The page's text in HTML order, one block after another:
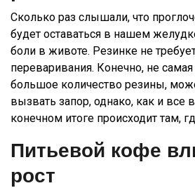
Сколько раз слышали, что
будет оставаться в нашем
боли в животе. Резинке не
переваривания. Конечно, не
большое количество резины,
вызвать запор, однако, как и все
конечном итоге происходит там,
Питьевой кофе
рост